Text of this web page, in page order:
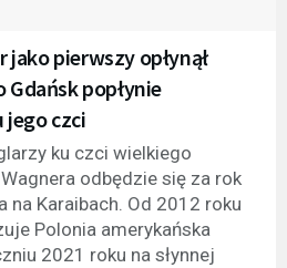
jako pierwszy opłynął
Gdańsk popłynie
jego czci
ku czci wielkiego
Wagnera odbędzie się za rok
na Karaibach. Od 2012 roku
Polonia amerykańska
2021 roku na słynnej